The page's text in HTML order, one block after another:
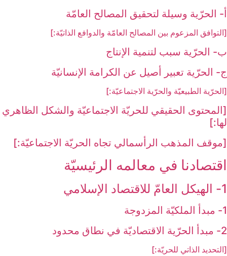
أ- الحرّية وسيلة لتحقيق المصالح العامّة
[التوافق المزعوم بين المصالح العامّة والدوافع الذاتيّة:]
ب- الحرّية سبب لتنمية الإنتاج
ج- الحرّية تعبير أصيل عن الكرامة الإنسانيّة
[الحرّية الطبيعيّة والحرّية الاجتماعيّة:]
[المحتوى الحقيقي للحريّة الاجتماعيّة والشكل الظاهري
لها:]
[موقف المذهب الرأسمالي تجاه الحريّة الاجتماعيّة:]
اقتصادنا في معالمه الرئيسيّة
1- الهيكل العامّ للاقتصاد الإسلامي‏
1- مبدأ الملكيّة المزدوجة
2- مبدأ الحرّية الاقتصاديّة في نطاق محدود
[التحديد الذاتي للحريّة:]